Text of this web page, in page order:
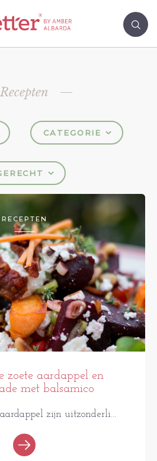
Recepten
CATEGORIE
RECEPTEN
zoete aardappel en
met balsamico
zijn uitzonderli...